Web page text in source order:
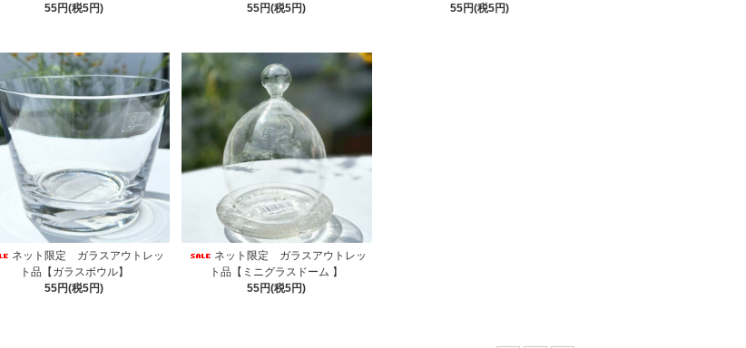
55円(税5円)
55円(税5円)
55円(税5円)
ネット限定 ガラスアウトレッ
ト品【ガラスボウル】
55円(税5円)
ネット限定 ガラスアウトレッ
ト品【ミニグラスドーム 】
55円(税5円)